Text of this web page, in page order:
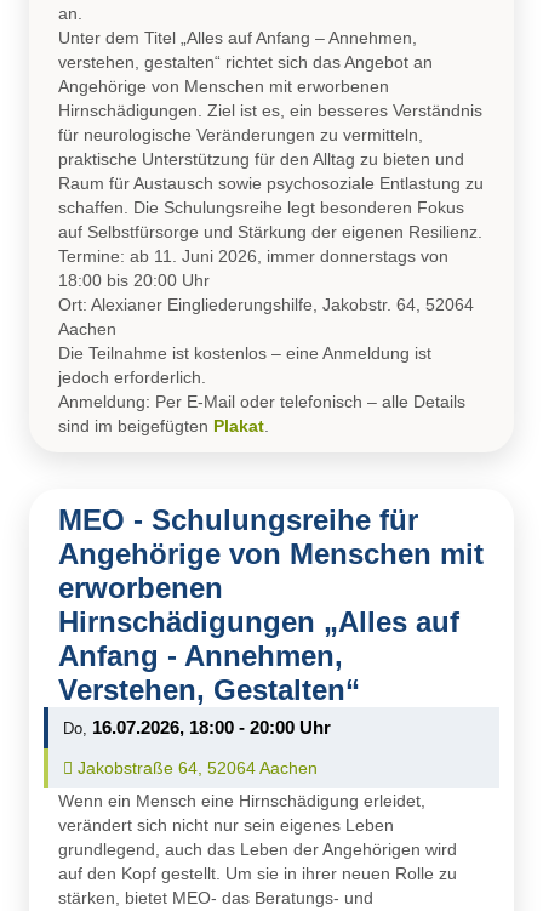
an.
Unter dem Titel „Alles auf Anfang – Annehmen,
verstehen, gestalten“ richtet sich das Angebot an
Angehörige von Menschen mit erworbenen
Hirnschädigungen. Ziel ist es, ein besseres Verständnis
für neurologische Veränderungen zu vermitteln,
praktische Unterstützung für den Alltag zu bieten und
Raum für Austausch sowie psychosoziale Entlastung zu
schaffen. Die Schulungsreihe legt besonderen Fokus
auf Selbstfürsorge und Stärkung der eigenen Resilienz.
Termine: ab 11. Juni 2026, immer donnerstags von
18:00 bis 20:00 Uhr
Ort: Alexianer Eingliederungshilfe, Jakobstr. 64, 52064
Aachen
Die Teilnahme ist kostenlos – eine Anmeldung ist
jedoch erforderlich.
Anmeldung: Per E-Mail oder telefonisch – alle Details
sind im beigefügten Plakat
MEO - Schulungsreihe für
Angehörige von Menschen mit
erworbenen
Hirnschädigungen „Alles auf
Anfang - Annehmen,
Verstehen, Gestalten“
Do, 16.07.2026, 18:00 - 20:00 Uhr
Ort auf Karte öffnen:
Jakobstraße 64, 52064 Aachen
Wenn ein Mensch eine Hirnschädigung erleidet,
verändert sich nicht nur sein eigenes Leben
grundlegend, auch das Leben der Angehörigen wird
auf den Kopf gestellt. Um sie in ihrer neuen Rolle zu
stärken, bietet MEO- das Beratungs- und